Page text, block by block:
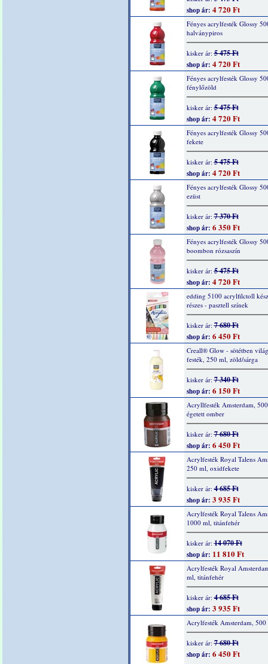
shop ár: 4 720 Ft
Fényes acrylfesték Glossy
halványpiros
kisker ár:5 475 Ft
shop ár: 4 720 Ft
Fényes acrylfesték Glossy
fénylőzöld
kisker ár:5 475 Ft
shop ár: 4 720 Ft
Fényes acrylfesték Glossy
fekete
kisker ár:5 475 Ft
shop ár: 4 720 Ft
Fényes acrylfesték Glossy
ezüst
kisker ár:7 370 Ft
shop ár: 6 350 Ft
Fényes acrylfesték Glossy
boombon rózsaszín
kisker ár:5 475 Ft
shop ár: 4 720 Ft
edding 5100 acrylfilctoll
részes - pasztell színek
kisker ár:7 680 Ft
shop ár: 6 450 Ft
Creall® Glow - sötétben
festék, 250 ml, zöld/sárga
kisker ár:7 340 Ft
shop ár: 6 150 Ft
Acryllfesték Amsterdam,
égetett omber
kisker ár:7 680 Ft
shop ár: 6 450 Ft
Acrylfesték Royal Talens
250 ml, oxidfekete
kisker ár:4 685 Ft
shop ár: 3 935 Ft
Acrylfesték Royal Talens
1000 ml, titánfehér
kisker ár:14 070 Ft
shop ár: 11 810 Ft
Acrylfesték Royal
ml, titánfehér
kisker ár:4 685 Ft
shop ár: 3 935 Ft
Acrylfesték Amsterdam, 500
kisker ár:7 680 Ft
shop ár: 6 450 Ft